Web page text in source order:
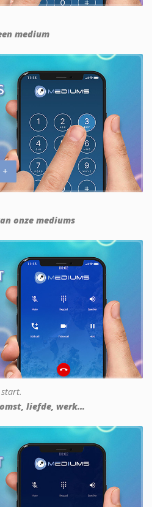
medium
+
onze mediums
liefde, werk...